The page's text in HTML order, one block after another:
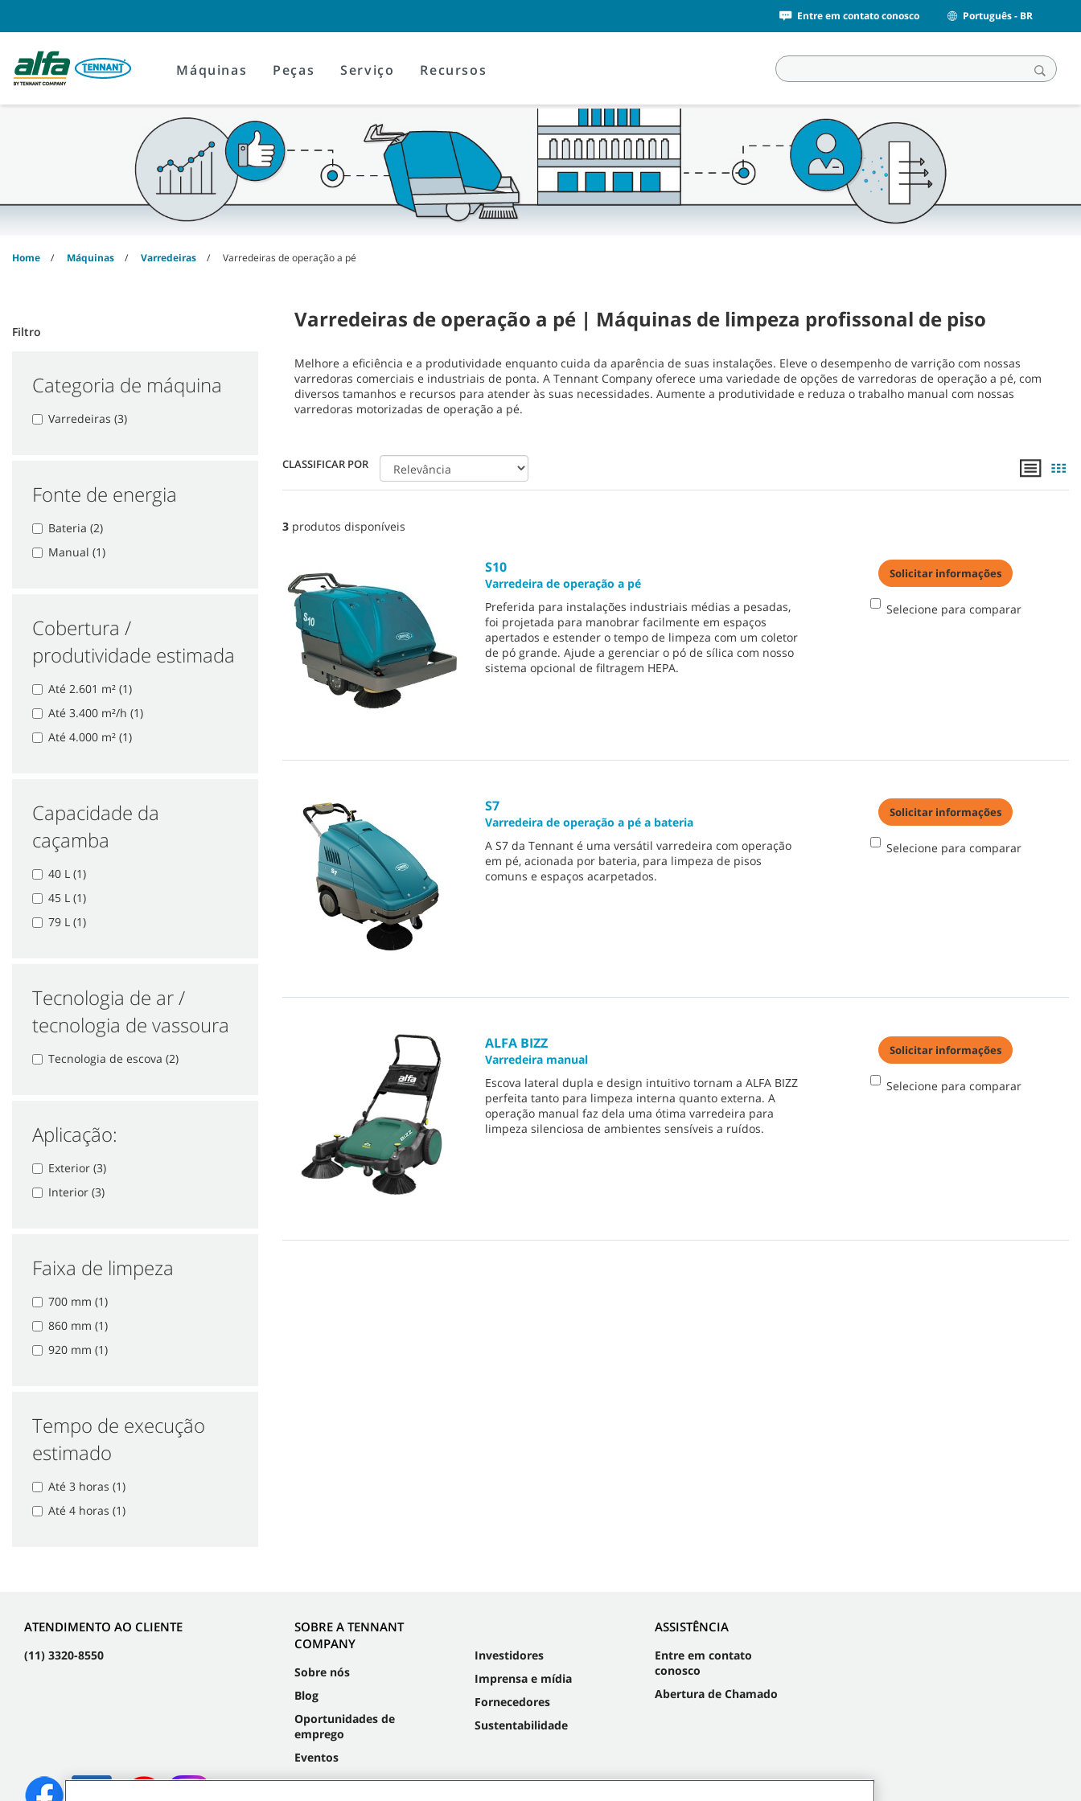
content
navigation
Entre em contato conosco Português - BR
Máquinas Peças Serviço Recursos
Home Máquinas Varredeiras Varredeiras de operação a pé
Varredeiras de operação a pé | Máquinas de limpeza profissonal de piso
Melhore a eficiência e a produtividade enquanto cuida da aparência de suas instalações. Eleve o desempenho de varrição com nossas
varredoras comerciais e industriais de ponta. A Tennant Company oferece uma variedade de opções de varredoras de operação a pé, com
diversos tamanhos e recursos para atender às suas necessidades. Aumente a produtividade e reduza o trabalho manual com nossas
varredoras motorizadas de operação a pé.
CLASSIFICAR POR
Filtro
Categoria de máquina
Varredeiras (3)
Fonte de energia
Bateria (2)
Manual (1)
Cobertura /
produtividade estimada
Até 2.601 m² (1)
Até 3.400 m²/h (1)
Até 4.000 m² (1)
Capacidade da
caçamba
40 L (1)
45 L (1)
79 L (1)
Tecnologia de ar /
tecnologia de vassoura
Tecnologia de escova (2)
Aplicação:
Exterior (3)
Interior (3)
Faixa de limpeza
700 mm (1)
860 mm (1)
920 mm (1)
Tempo de execução
estimado
Até 3 horas (1)
Até 4 horas (1)
3 produtos disponíveis
S10
Varredeira de operação a pé
Preferida para instalações industriais médias a pesadas,
foi projetada para manobrar facilmente em espaços
apertados e estender o tempo de limpeza com um coletor
de pó grande. Ajude a gerenciar o pó de sílica com nosso
sistema opcional de filtragem HEPA.
Solicitar informações
Selecione para comparar
S7
Varredeira de operação a pé a bateria
A S7 da Tennant é uma versátil varredeira com operação
em pé, acionada por bateria, para limpeza de pisos
comuns e espaços acarpetados.
Solicitar informações
Selecione para comparar
ALFA BIZZ
Varredeira manual
Escova lateral dupla e design intuitivo tornam a ALFA BIZZ
perfeita tanto para limpeza interna quanto externa. A
operação manual faz dela uma ótima varredeira para
limpeza silenciosa de ambientes sensíveis a ruídos.
Solicitar informações
Selecione para comparar
ATENDIMENTO AO CLIENTE
(11) 3320-8550
SOBRE A TENNANT
COMPANY
Sobre nós
Blog
Oportunidades de
emprego
Eventos
Investidores
Imprensa e mídia
Fornecedores
Sustentabilidade
ASSISTÊNCIA
Entre em contato
conosco
Abertura de Chamado